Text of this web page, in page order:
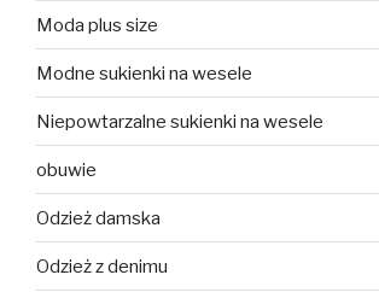
Moda plus size
Modne sukienki na wesele
Niepowtarzalne sukienki na wesele
obuwie
Odzież damska
Odzież z denimu